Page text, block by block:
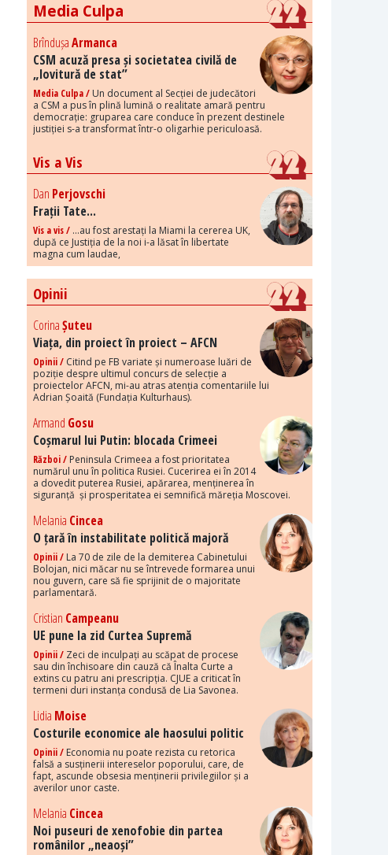
Media Culpa
BrîndușaArmanca
CSM acuză presa și societatea civilă de
„lovitură de stat”
Media Culpa / Un document al Secției de judecători
a CSM a pus în plină lumină o realitate amară pentru
democrație: gruparea care conduce în prezent destinele
justiției s-a transformat într-o oligarhie periculoasă.
Vis a Vis
Dan Perjovschi
Frații Tate...
Vis a vis / ...au fost arestați la Miami la cererea UK,
după ce Justiția de la noi i-a lăsat în libertate
magna cum laudae,
Opinii
CorinaȘuteu
Viața, din proiect în proiect – AFCN
Opinii / Citind pe FB variate și numeroase luări de
poziție despre ultimul concurs de selecție a
proiectelor AFCN, mi-au atras atenția comentariile lui
Adrian Șoaită (Fundația Kulturhaus).
Armand Gosu
Coșmarul lui Putin: blocada Crimeei
Război / Peninsula Crimeea a fost prioritatea
numărul unu în politica Rusiei. Cucerirea ei în 2014
a dovedit puterea Rusiei, apărarea, menținerea în
siguranță și prosperitatea ei semnifică măreția Moscovei.
Melania Cincea
O țară în instabilitate politică majoră
Opinii / La 70 de zile de la demiterea Cabinetului
Bolojan, nici măcar nu se întrevede formarea unui
nou guvern, care să fie sprijinit de o majoritate
parlamentară.
Cristian Campeanu
UE pune la zid Curtea Supremă
Opinii / Zeci de inculpați au scăpat de procese
sau din închisoare din cauză că Înalta Curte a
extins cu patru ani prescripția. CJUE a criticat în
termeni duri instanța condusă de Lia Savonea.
Lidia Moise
Costurile economice ale haosului politic
Opinii / Economia nu poate rezista cu retorica
falsă a susținerii intereselor poporului, care, de
fapt, ascunde obsesia menținerii privilegiilor și a
averilor unor caste.
Melania Cincea
Noi puseuri de xenofobie din partea
românilor „neaoși”